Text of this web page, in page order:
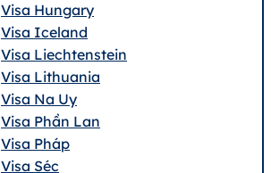
Visa Hungary
Visa Iceland
Visa Liechtenstein
Visa Lithuania
Visa Na Uy
Visa Phần Lan
Visa Pháp
Visa Séc